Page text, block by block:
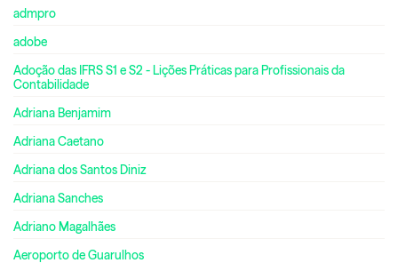
admpro
adobe
Adoção das IFRS S1 e S2 - Lições Práticas para Profissionais da
Contabilidade
Adriana Benjamim
Adriana Caetano
Adriana dos Santos Diniz
Adriana Sanches
Adriano Magalhães
Aeroporto de Guarulhos